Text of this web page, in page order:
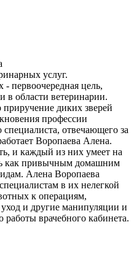
услуг.
первоочередная цель,
в области ветеринарии.
диких зверей
профессии
специалиста, отвечающего за
Воропаева Алена.
и каждый из них умеет на
как привычным домашним
Алена Воропаева
в их нелегкой
к операциям,
и другие манипуляции и
работы врачебного кабинета.